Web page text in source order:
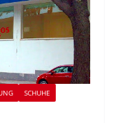
SCHUHE